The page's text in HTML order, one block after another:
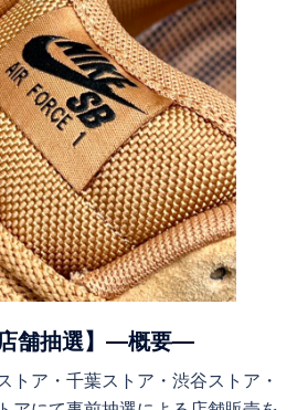
店舗抽選】―概要―
トア・千葉ストア・渋谷ストア・